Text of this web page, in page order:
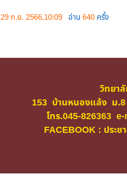
29 ก.ย. 2566,10:09 อ่าน 640 ครั้ง
วิทยา
153 บ้านหนองแล้ง ม
โทร.045-826363
FACEBOOK : ประ